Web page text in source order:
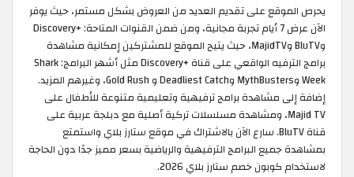
يحرص الموقع على تقديم العديد من العروض بشكل مستمر، حيث يوفر
الآن عرض 7 أيام تجربة مجانية، ومن ضمن القنوات المتاحة: +Discovery
وBluTV وMajidTV، حيث يتيح الموقع للمشتركين إمكانية مشاهدة
برامج الترفيه الواقعي على قناة +Discovery مثل أشهر البرامج: Shark
Week وMythBusters وDeadliest Catch و Gold Rush، وغيرهم المزيد.
إضافة إلى مشاهدة برامج ترفيهية وتعليمية متنوعة للأطفال على
Majid TV، ومشاهدة مسلسلات تركية أصلية مع دبلجة عربية على
قناة BluTV. سارع الآن بالاشتراك في موقع ستارز بلاي واستمتع
بمشاهدة جميع البرامج الترفيهية والرياضية بسعر مميز جدًا دون الحاجة
لاستخدام كوبون خصم ستارز بلاي 2026.